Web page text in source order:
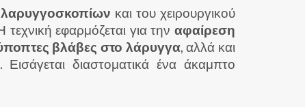
λαρυγγοσκοπίων και του χειρουργικού
τεχνική εφαρμόζεται για τηναφαίρεση
βλάβες στο λάρυγγα, αλλά και
. Εισάγεται διαστοματικά ένα άκαμπτο